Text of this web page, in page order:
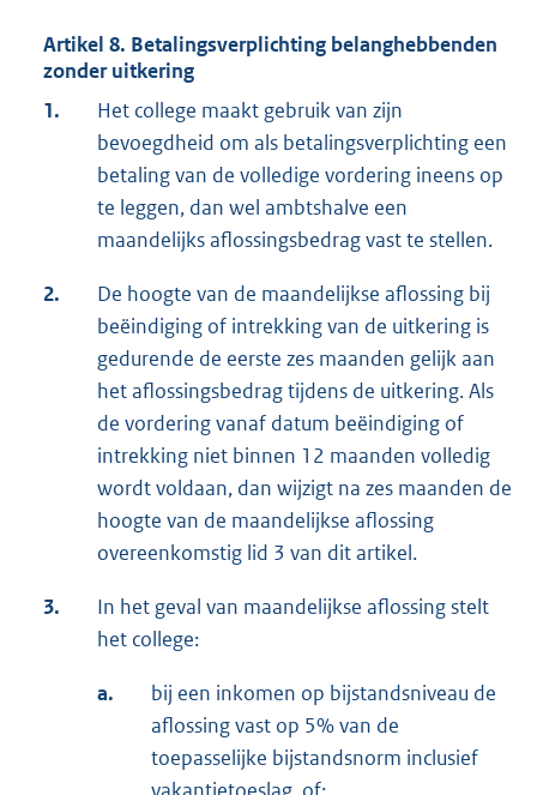
Artikel 8. Betalingsverplichting belanghebbenden
zonder uitkering
1.
Het college maakt gebruik van zijn
bevoegdheid om als betalingsverplichting een
betaling van de volledige vordering ineens op
te leggen, dan wel ambtshalve een
maandelijks aflossingsbedrag vast te stellen.
2.
De hoogte van de maandelijkse aflossing bij
beëindiging of intrekking van de uitkering is
gedurende de eerste zes maanden gelijk aan
het aflossingsbedrag tijdens de uitkering. Als
de vordering vanaf datum beëindiging of
intrekking niet binnen 12 maanden volledig
wordt voldaan, dan wijzigt na zes maanden de
hoogte van de maandelijkse aflossing
overeenkomstig lid 3 van dit artikel.
3.
In het geval van maandelijkse aflossing stelt
het college:
a.
bij een inkomen op bijstandsniveau de
aflossing vast op 5% van de
toepasselijke bijstandsnorm inclusief